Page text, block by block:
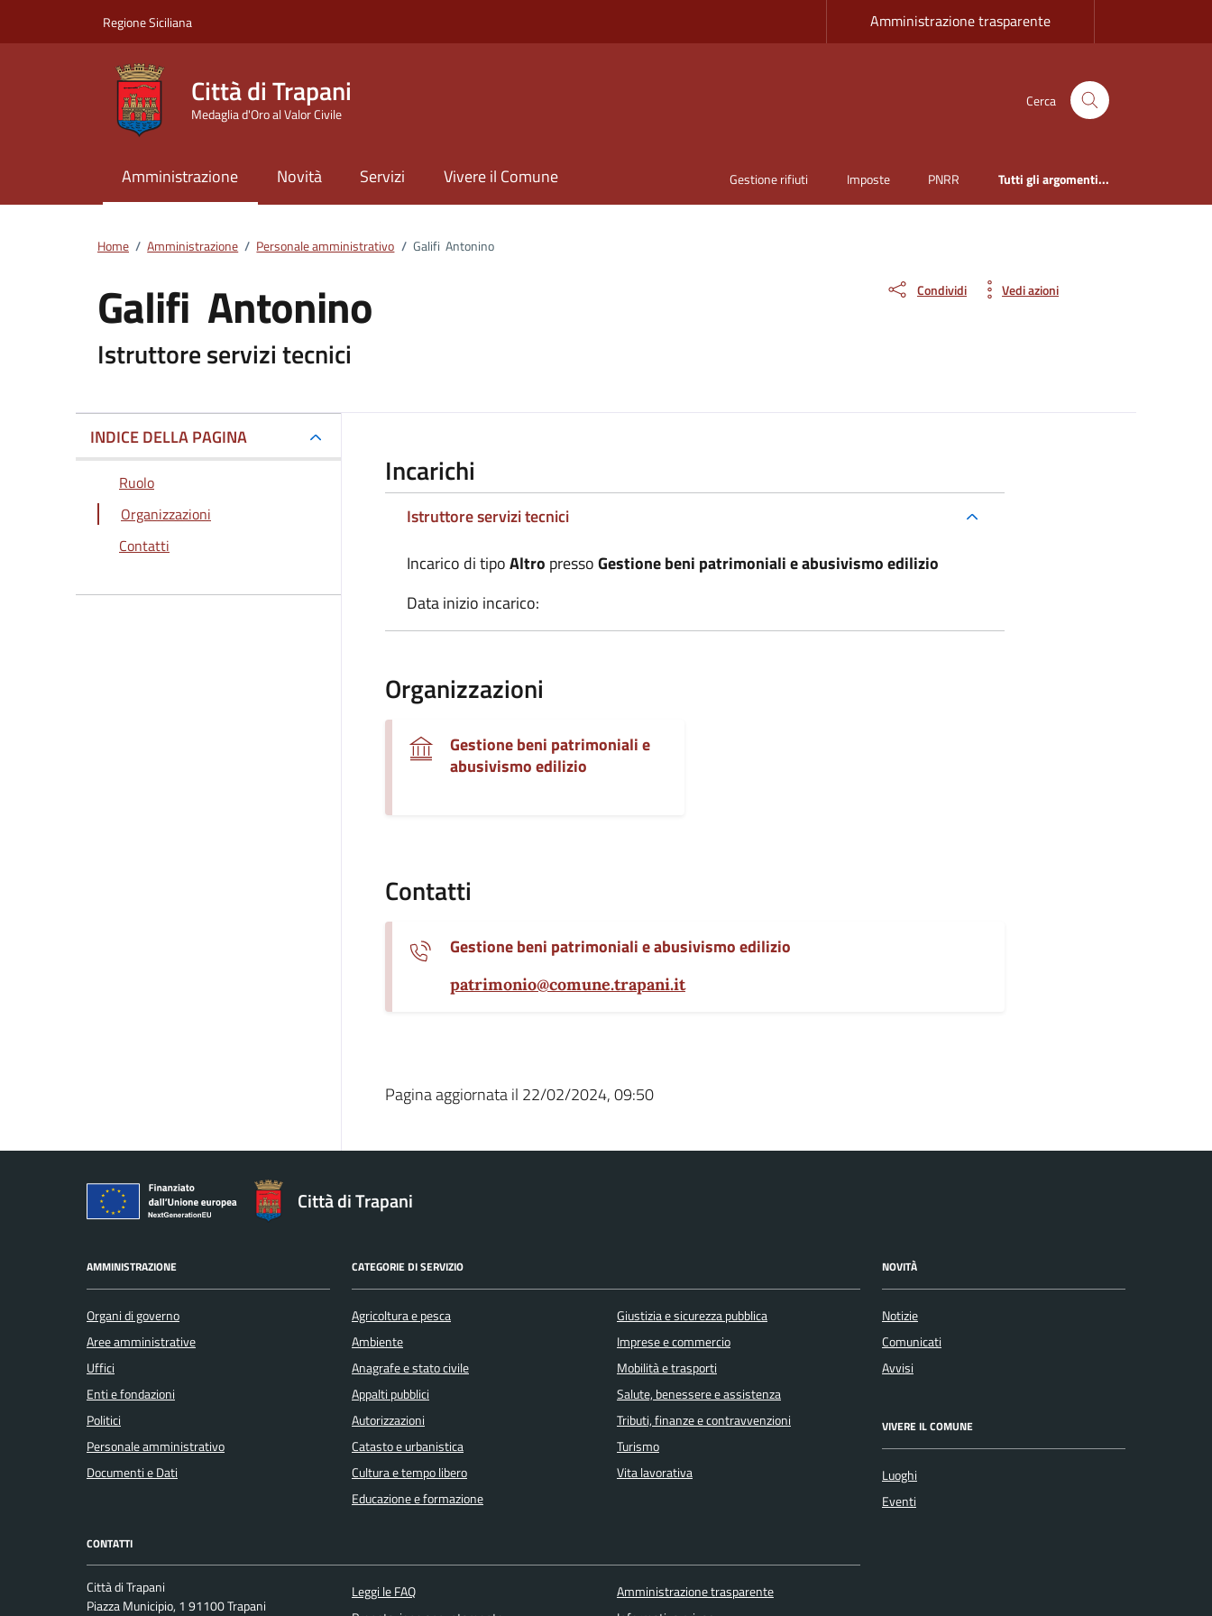
Regione Siciliana Amministrazione trasparente
Città di Trapani
Medaglia d'Oro al Valor Civile
Cerca
Amministrazione Novità Servizi Vivere il Comune Gestione rifiuti Imposte PNRR Tutti gli argomenti...
Home / Amministrazione / Personale amministrativo / Galifi Antonino
Galifi Antonino
Dettagli della persona
Istruttore servizi tecnici
Condividi Vedi azioni
INDICE DELLA PAGINA
Ruolo
Organizzazioni
Contatti
Incarichi
Istruttore servizi tecnici
Incarico di tipoAltro pressoGestione beni patrimoniali e abusivismo edilizio
Data inizio incarico:
Organizzazioni
Gestione beni patrimoniali e
abusivismo edilizio
Contatti
Gestione beni patrimoniali e abusivismo edilizio
patrimonio@comune.trapani.it
Pagina aggiornata il 22/02/2024, 09:50
Città di Trapani
AMMINISTRAZIONE
Organi di governo
Aree amministrative
Uffici
Enti e fondazioni
Politici
Personale amministrativo
Documenti e Dati
CATEGORIE DI SERVIZIO
Agricoltura e pesca
Ambiente
Anagrafe e stato civile
Appalti pubblici
Autorizzazioni
Catasto e urbanistica
Cultura e tempo libero
Educazione e formazione
Giustizia e sicurezza pubblica
Imprese e commercio
Mobilità e trasporti
Salute, benessere e assistenza
Tributi, finanze e contravvenzioni
Turismo
Vita lavorativa
NOVITÀ
Notizie
Comunicati
Avvisi
VIVERE IL COMUNE
Luoghi
Eventi
CONTATTI
Città di Trapani
Piazza Municipio, 1 91100 Trapani
Leggi le FAQ
Amministrazione trasparente